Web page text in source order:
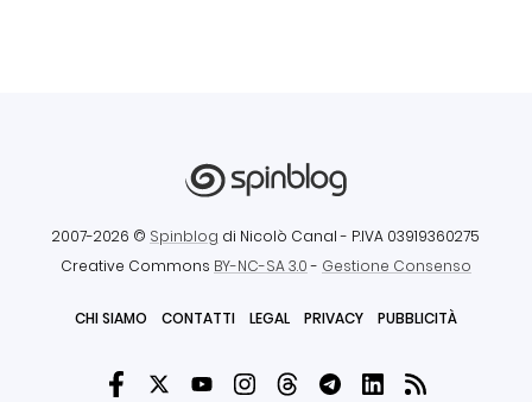
2007-2026 © Spinblog di Nicolò Canal - P.IVA 03919360275
Creative Commons BY-NC-SA 3.0- Gestione Consenso
CHI SIAMO CONTATTI LEGAL PRIVACY PUBBLICITÀ